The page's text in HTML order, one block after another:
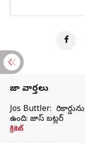
తాజా వార్తలు
Jos Buttler: నా
ఉంది: జాస్ బట్లర్
క్రికెట్